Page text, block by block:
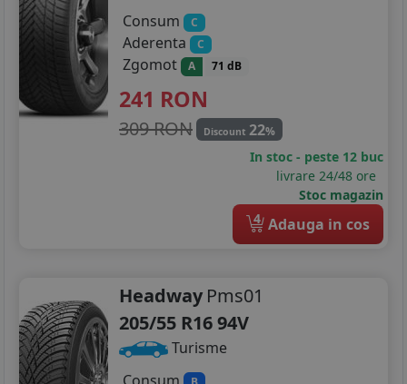
Consum
C
Aderenta C
Zgomot A 71 dB
241 RON
309 RON Discount 22%
In stoc - peste 12 buc
livrare 24/48 ore
Stoc magazin
4 Adauga in cos
Headway Pms01
205/55 R16 94V
Turisme
Consum